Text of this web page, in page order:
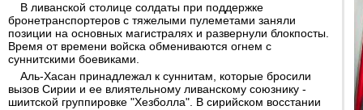
В ливанской столице солдаты при поддержке
бронетранспортеров с тяжелыми пулеметами заняли
позиции на основных магистралях и развернули блокпосты.
Время от времени войска обмениваются огнем с
суннитскими боевиками.
Аль-Хасан принадлежал к суннитам, которые бросили
вызов Сирии и ее влиятельному ливанскому союзнику -
шиитской группировке "Хезболла". В сирийском восстании